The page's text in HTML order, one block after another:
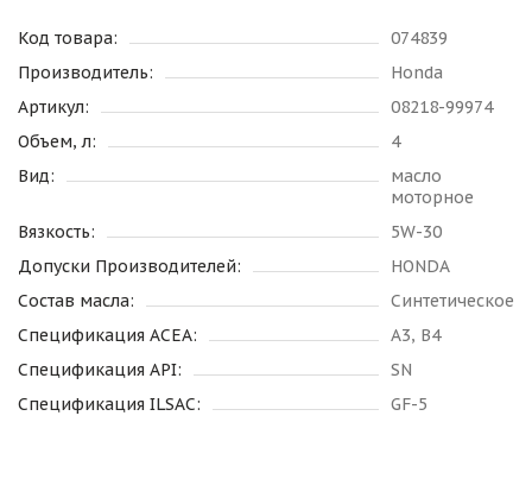
Код товара:
074839
Производитель:
Honda
Артикул:
08218-99974
Объем, л:
4
Вид:
масло
моторное
Вязкость:
5W-30
Допуски Производителей:
HONDA
Состав масла:
Синтетическое
Спецификация ACEA:
A3, B4
Спецификация API:
SN
Спецификация ILSAC:
GF-5